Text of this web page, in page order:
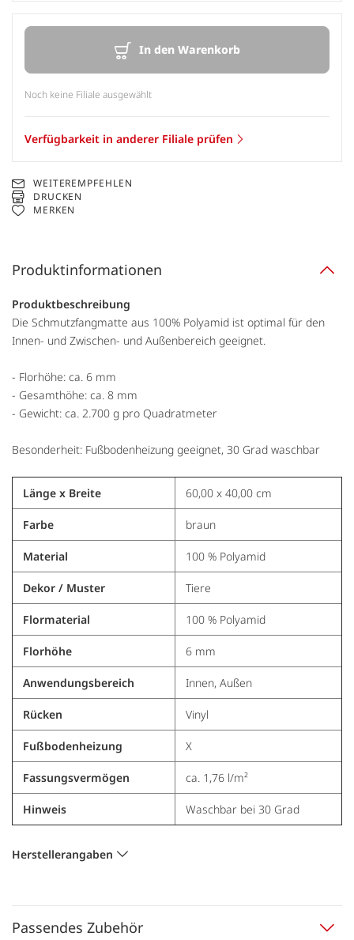
In den Warenkorb
Noch keine Filiale ausgewählt
Verfügbarkeit in anderer Filiale prüfen
WEITEREMPFEHLEN
DRUCKEN
MERKEN
Produktinformationen
Produktbeschreibung
Die Schmutzfangmatte aus 100% Polyamid ist optimal für den
Innen- und Zwischen- und Außenbereich geeignet.
- Florhöhe: ca. 6 mm
- Gesamthöhe: ca. 8 mm
- Gewicht: ca. 2.700 g pro Quadratmeter
Besonderheit: Fußbodenheizung geeignet, 30 Grad waschbar
Länge x Breite 60,00 x 40,00 cm
Farbe braun
Material 100 % Polyamid
Dekor / Muster Tiere
Flormaterial 100 % Polyamid
Florhöhe 6 mm
Anwendungsbereich Innen, Außen
Rücken Vinyl
Fußbodenheizung X
Fassungsvermögen ca. 1,76 l/m²
Hinweis Waschbar bei 30 Grad
Herstellerangaben
Passendes Zubehör